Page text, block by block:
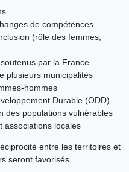
de compétences
(rôle des femmes,
par la France
plusieurs municipalités
hommes
Durable (ODD)
des populations vulnérables
associations locales
entre les territoires et
seront favorisés.